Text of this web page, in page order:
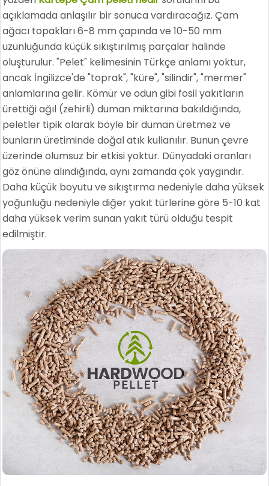
açıklamada anlaşılır bir sonuca vardıracağız. Çam
ağacı topakları 6-8 mm çapında ve 10-50 mm
uzunluğunda küçük sıkıştırılmış parçalar halinde
oluşturulur. "Pelet" kelimesinin Türkçe anlamı yoktur,
ancak İngilizce'de "toprak", "küre", "silindir", "mermer"
anlamlarına gelir. Kömür ve odun gibi fosil yakıtların
ürettiği ağıl (zehirli) duman miktarına bakıldığında,
peletler tipik olarak böyle bir duman üretmez ve
bunların üretiminde doğal atık kullanılır. Bunun çevre
üzerinde olumsuz bir etkisi yoktur. Dünyadaki oranları
göz önüne alındığında, aynı zamanda çok yaygındır.
Daha küçük boyutu ve sıkıştırma nedeniyle daha yüksek
yoğunluğu nedeniyle diğer yakıt türlerine göre 5-10 kat
daha yüksek verim sunan yakıt türü olduğu tespit
edilmiştir.